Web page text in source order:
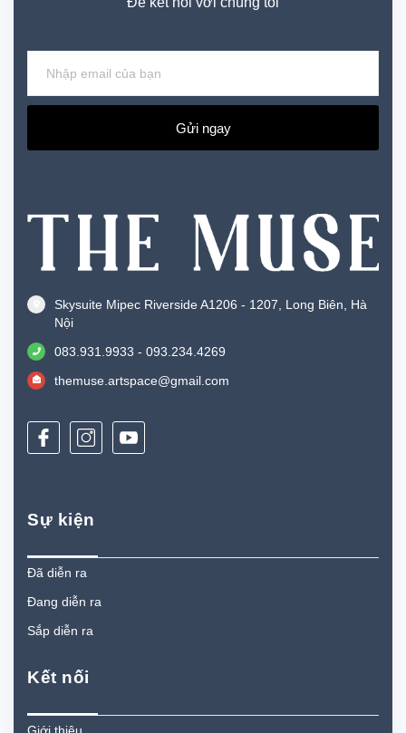
Gửi ngay
Skysuite Mipec Riverside A1206 - 1207, Long Biên, Hà
Nội
083.931.9933 - 093.234.4269
themuse.artspace@gmail.com
Sự kiện
Đã diễn ra
Đang diễn ra
Sắp diễn ra
Kết nối
Giới thiệu